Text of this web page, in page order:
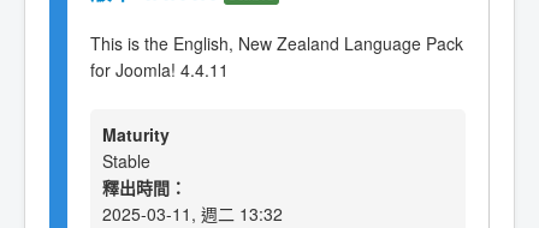
This is the English, New Zealand Language Pack
for Joomla! 4.4.11
Maturity
Stable
釋出時間：
2025-03-11, 週二 13:32